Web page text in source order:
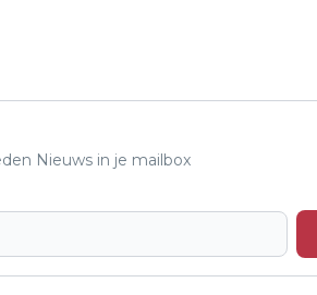
Nieuws in je mailbox